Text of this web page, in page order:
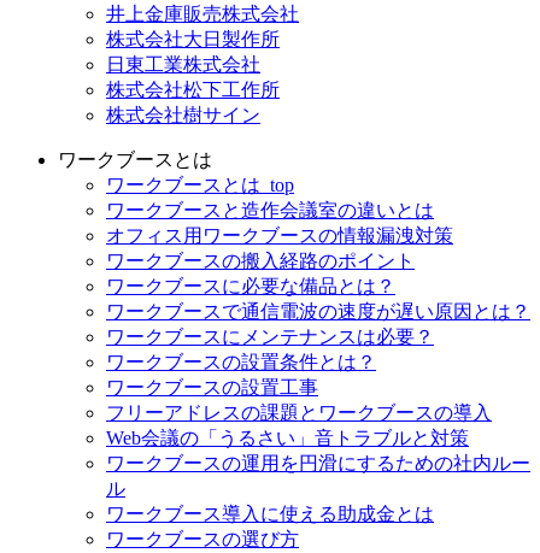
井上金庫販売株式会社
株式会社大日製作所
日東工業株式会社
株式会社松下工作所
株式会社樹サイン
ワークブースとは
ワークブースとは_top
ワークブースと造作会議室の違いとは
オフィス用ワークブースの情報漏洩対策
ワークブースの搬入経路のポイント
ワークブースに必要な備品とは？
ワークブースで通信電波の速度が遅い原因とは？
ワークブースにメンテナンスは必要？
ワークブースの設置条件とは？
ワークブースの設置工事
フリーアドレスの課題とワークブースの導入
Web会議の「うるさい」音トラブルと対策
ワークブースの運用を円滑にするための社内ルー
ル
ワークブース導入に使える助成金とは
ワークブースの選び方